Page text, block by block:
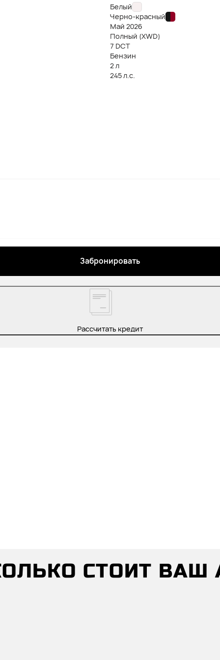
Белый
Черно-красный
Май 2026
Полный (XWD)
7 DCT
Бензин
2 л
245 л.с.
Забронировать
Рассчитать кредит
СТОИТ